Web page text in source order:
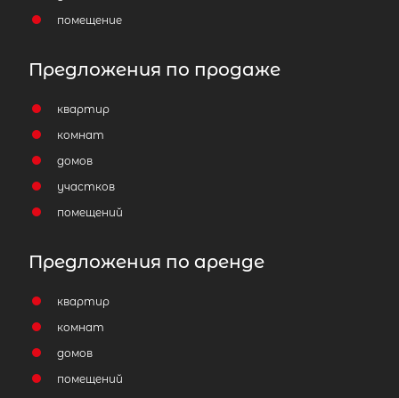
помещение
Предложения по продаже
квартир
комнат
домов
участков
помещений
Предложения по аренде
квартир
комнат
домов
помещений